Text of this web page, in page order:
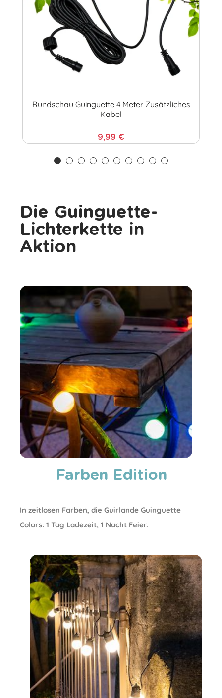
Rundschau Guinguette 4 Meter Zusätzliches
Kabel
9,99 €
Die Guinguette-
Lichterkette in
Aktion
Farben Edition
In zeitlosen Farben, die Guirlande Guinguette
Colors: 1 Tag Ladezeit, 1 Nacht Feier.